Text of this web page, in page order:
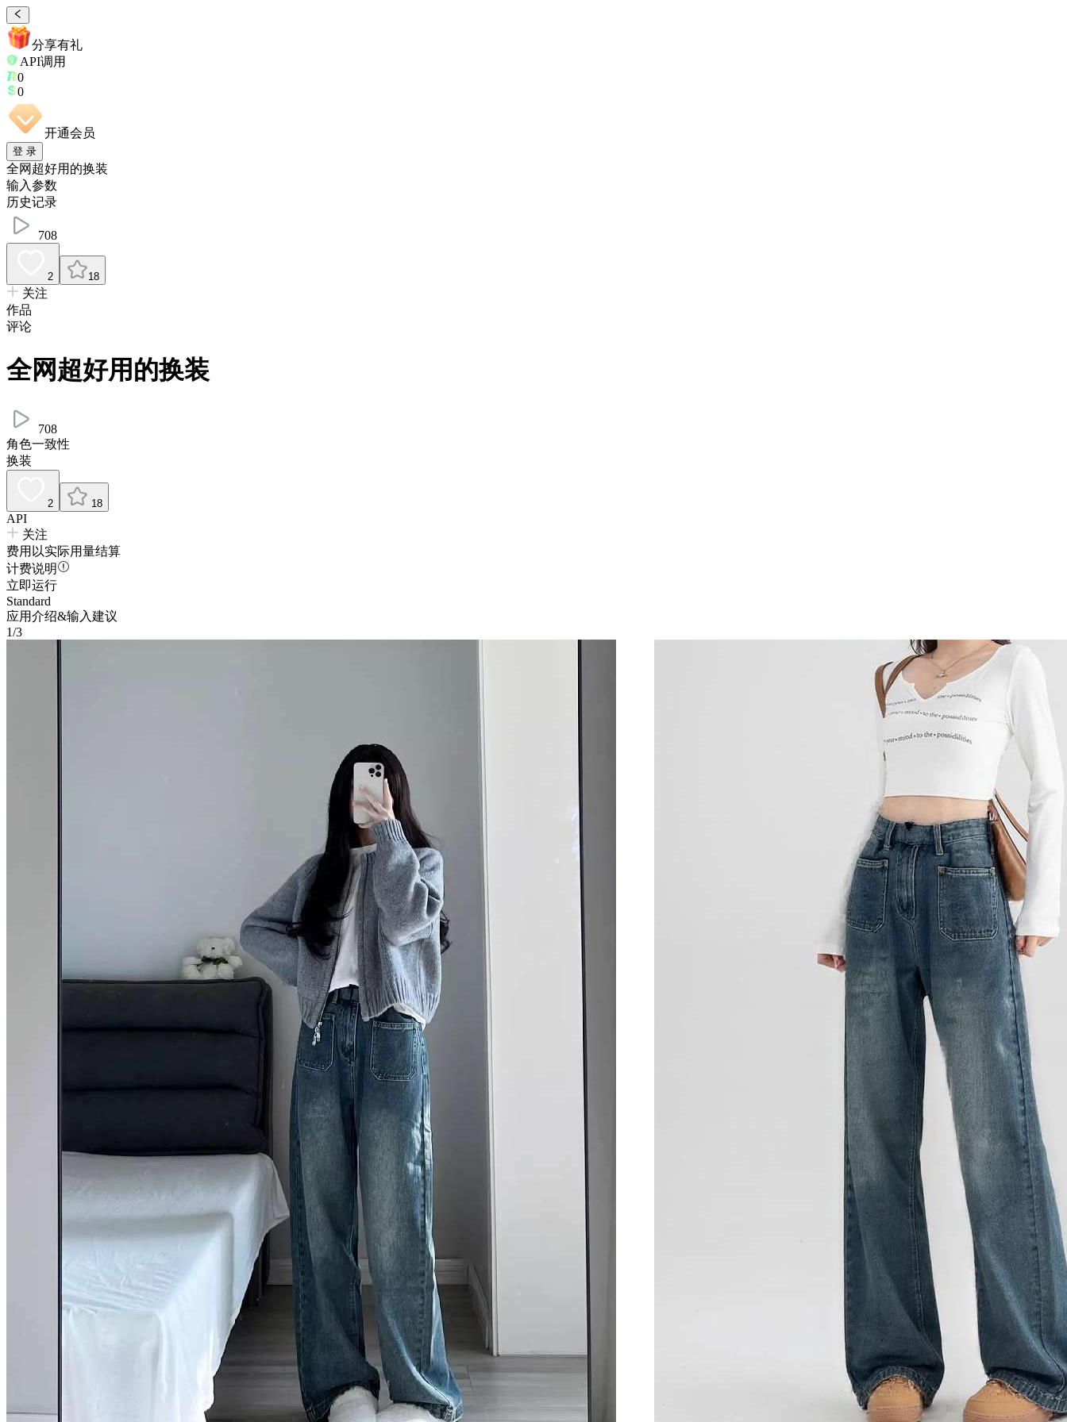
分享有礼
API调用
0
0
开通会员
登 录
全网超好用的换装
输入参数
历史记录
708
2 18
关注
作品
评论
全网超好用的换装
708
角色一致性
换装
2 18
API
关注
费用以实际用量结算
计费说明
立即运行
Standard
应用介绍&输入建议
1/3